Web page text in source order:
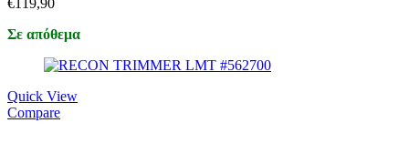
Σε απόθεμα
Quick View
Compare